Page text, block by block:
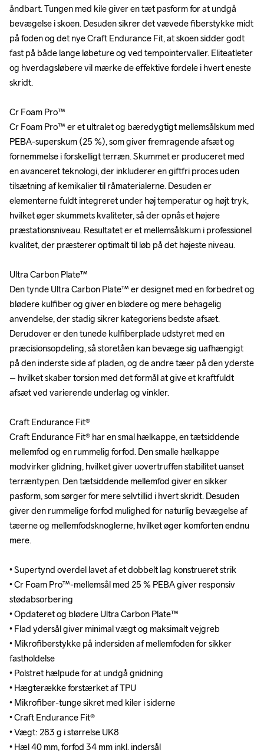
åndbart. Tungen med kile giver en tæt pasform for at undgå
bevægelse i skoen. Desuden sikrer det vævede fiberstykke midt
på foden og det nye Craft Endurance Fit, at skoen sidder godt
fast på både lange løbeture og ved tempointervaller. Eliteatleter
og hverdagsløbere vil mærke de effektive fordele i hvert eneste
skridt.
Cr Foam Pro™
Cr Foam Pro™ er et ultralet og bæredygtigt mellemsålskum med
PEBA-superskum (25 %), som giver fremragende afsæt og
fornemmelse i forskelligt terræn. Skummet er produceret med
en avanceret teknologi, der inkluderer en giftfri proces uden
tilsætning af kemikalier til råmaterialerne. Desuden er
elementerne fuldt integreret under høj temperatur og højt tryk,
hvilket øger skummets kvaliteter, så der opnås et højere
præstationsniveau. Resultatet er et mellemsålskum i professionel
kvalitet, der præsterer optimalt til løb på det højeste niveau.
Ultra Carbon Plate™
Den tynde Ultra Carbon Plate™ er designet med en forbedret og
blødere kulfiber og giver en blødere og mere behagelig
anvendelse, der stadig sikrer kategoriens bedste afsæt.
Derudover er den tunede kulfiberplade udstyret med en
præcisionsopdeling, så storetåen kan bevæge sig uafhængigt
på den inderste side af pladen, og de andre tæer på den yderste
– hvilket skaber torsion med det formål at give et kraftfuldt
afsæt ved varierende underlag og vinkler.
Craft Endurance Fit®
Craft Endurance Fit® har en smal hælkappe, en tætsiddende
mellemfod og en rummelig forfod. Den smalle hælkappe
modvirker glidning, hvilket giver uovertruffen stabilitet uanset
terræntypen. Den tætsiddende mellemfod giver en sikker
pasform, som sørger for mere selvtillid i hvert skridt. Desuden
giver den rummelige forfod mulighed for naturlig bevægelse af
tæerne og mellemfodsknoglerne, hvilket øger komforten endnu
mere.
• Supertynd overdel lavet af et dobbelt lag konstrueret strik
• Cr Foam Pro™-mellemsål med 25 % PEBA giver responsiv
stødabsorbering
• Opdateret og blødere Ultra Carbon Plate™
• Flad ydersål giver minimal vægt og maksimalt vejgreb
• Mikrofiberstykke på indersiden af mellemfoden for sikker
fastholdelse
• Polstret hælpude for at undgå gnidning
• Hægterække forstærket af TPU
• Mikrofiber-tunge sikret med kiler i siderne
• Craft Endurance Fit®
• Vægt: 283 g i størrelse UK8
• Hæl 40 mm, forfod 34 mm inkl. indersål
åndbart. Tungen med kile giver en tæt pasform for at undgå
bevægelse i skoen. Desuden sikrer det vævede fiberstykke midt
på foden og det nye Craft Endurance Fit, at skoen sidder godt
fast på både lange løbeture og ved tempointervaller. Eliteatleter
og hverdagsløbere vil mærke de effektive fordele i hvert eneste
skridt.
Cr Foam Pro™
Cr Foam Pro™ er et ultralet og bæredygtigt mellemsålskum med
PEBA-superskum (25 %), som giver fremragende afsæt og
fornemmelse i forskelligt terræn. Skummet er produceret med
en avanceret teknologi, der inkluderer en giftfri proces uden
tilsætning af kemikalier til råmaterialerne. Desuden er
elementerne fuldt integreret under høj temperatur og højt tryk,
hvilket øger skummets kvaliteter, så der opnås et højere
præstationsniveau. Resultatet er et mellemsålskum i professionel
kvalitet, der præsterer optimalt til løb på det højeste niveau.
Ultra Carbon Plate™
Den tynde Ultra Carbon Plate™ er designet med en forbedret og
blødere kulfiber og giver en blødere og mere behagelig
anvendelse, der stadig sikrer kategoriens bedste afsæt.
Derudover er den tunede kulfiberplade udstyret med en
præcisionsopdeling, så storetåen kan bevæge sig uafhængigt
på den inderste side af pladen, og de andre tæer på den yderste
– hvilket skaber torsion med det formål at give et kraftfuldt
afsæt ved varierende underlag og vinkler.
Craft Endurance Fit®
Craft Endurance Fit® har en smal hælkappe, en tætsiddende
mellemfod og en rummelig forfod. Den smalle hælkappe
modvirker glidning, hvilket giver uovertruffen stabilitet uanset
terræntypen. Den tætsiddende mellemfod giver en sikker
pasform, som sørger for mere selvtillid i hvert skridt. Desuden
giver den rummelige forfod mulighed for naturlig bevægelse af
tæerne og mellemfodsknoglerne, hvilket øger komforten endnu
mere.
• Supertynd overdel lavet af et dobbelt lag konstrueret strik
• Cr Foam Pro™-mellemsål med 25 % PEBA giver responsiv
stødabsorbering
• Opdateret og blødere Ultra Carbon Plate™
• Flad ydersål giver minimal vægt og maksimalt vejgreb
• Mikrofiberstykke på indersiden af mellemfoden for sikker
fastholdelse
• Polstret hælpude for at undgå gnidning
• Hægterække forstærket af TPU
• Mikrofiber-tunge sikret med kiler i siderne
• Craft Endurance Fit®
• Vægt: 283 g i størrelse UK8
• Hæl 40 mm, forfod 34 mm inkl. indersål